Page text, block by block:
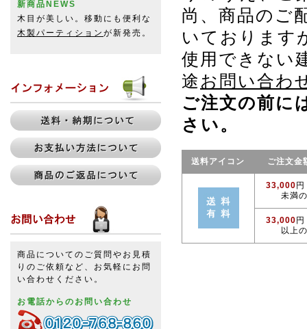
新商品NEWS
木目が美しい。移動にも便利な
木製パーティション が新発売。
商品についてのご質問やお見積
りのご依頼など、お気軽にお問
い合わせください。
お電話からのお問い合わせ
尚、商品のご
いております
使用できない
途 お問い合わ
ご注文の前に
さい。
送料アイコン ご注文金
33,000
未満
33,000
以上